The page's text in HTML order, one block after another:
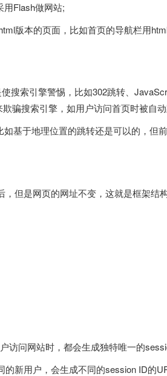
用Flash做网站;
版本的页面，比如首页的导航栏用
搜索引擎警惕，比如302跳转、
骗搜索引擎，如用户访问首页时被自动
基于地理位置的跳转还是可以的，但
但是网页的网址不变，这就是框架结
问网站时，都会生成独特唯一的
新用户，会生成不同的session ID的